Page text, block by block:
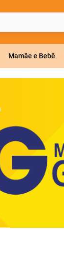
Mamãe e Bebê